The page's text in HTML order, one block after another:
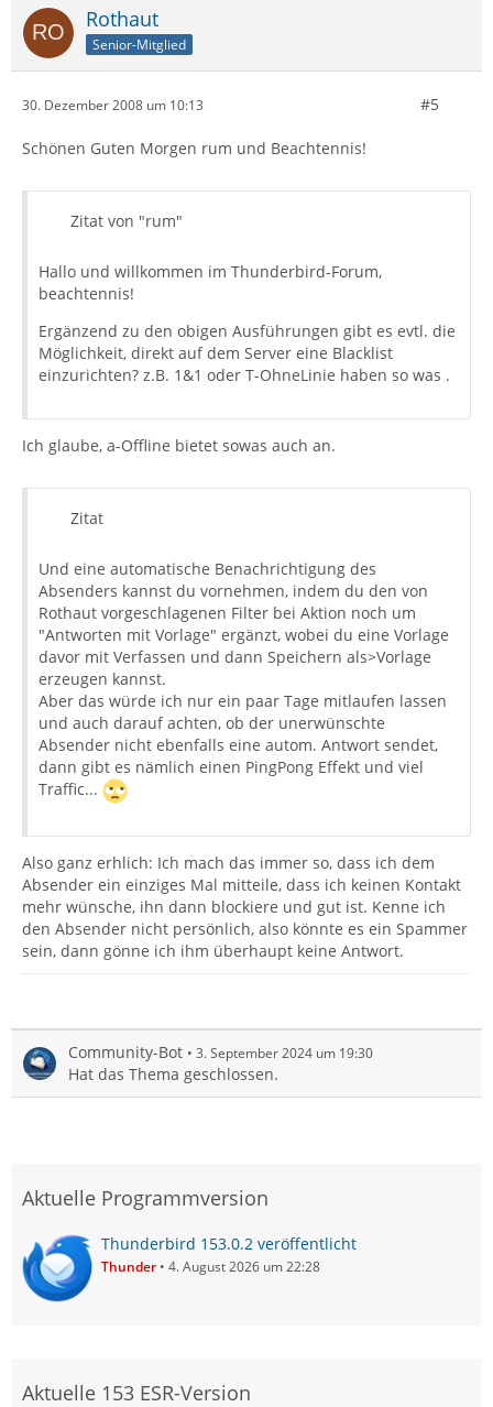
Rothaut
Senior-Mitglied
30. Dezember 2008 um 10:13 #5
Schönen Guten Morgen rum und Beachtennis!
Zitat von "rum"
Hallo und willkommen im Thunderbird-Forum,
beachtennis!
Ergänzend zu den obigen Ausführungen gibt es evtl. die
Möglichkeit, direkt auf dem Server eine Blacklist
einzurichten? z.B. 1&1 oder T-OhneLinie haben so was .
Ich glaube, a-Offline bietet sowas auch an.
Zitat
Und eine automatische Benachrichtigung des
Absenders kannst du vornehmen, indem du den von
Rothaut vorgeschlagenen Filter bei Aktion noch um
"Antworten mit Vorlage" ergänzt, wobei du eine Vorlage
davor mit Verfassen und dann Speichern als>Vorlage
erzeugen kannst.
Aber das würde ich nur ein paar Tage mitlaufen lassen
und auch darauf achten, ob der unerwünschte
Absender nicht ebenfalls eine autom. Antwort sendet,
dann gibt es nämlich einen PingPong Effekt und viel
Traffic...
Also ganz erhlich: Ich mach das immer so, dass ich dem
Absender ein einziges Mal mitteile, dass ich keinen Kontakt
mehr wünsche, ihn dann blockiere und gut ist. Kenne ich
den Absender nicht persönlich, also könnte es ein Spammer
sein, dann gönne ich ihm überhaupt keine Antwort.
Community-Bot 3. September 2024 um 19:30
Hat das Thema geschlossen.
Aktuelle Programmversion
Thunderbird 153.0.2 veröffentlicht
Thunder 4. August 2026 um 22:28
Aktuelle 153 ESR-Version